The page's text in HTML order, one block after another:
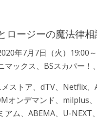
ロージーの魔法律
年7月7日（火）19:00～
マックス、BSスカパー！
ストア、dTV、Netflix
オンデマンド、milplus
アム、ABEMA、U-NEXT